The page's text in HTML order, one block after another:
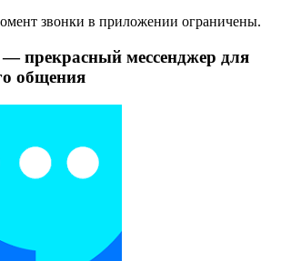
звонки в приложении ограничены.
прекрасный мессенджер для
общения